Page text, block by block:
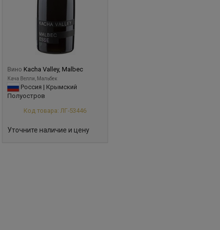
Вино Kacha Valley, Malbec
Кача Велли, Мальбек
Россия | Крымский
Полуостров
Код товара: ЛГ-53446
Уточните наличие и цену